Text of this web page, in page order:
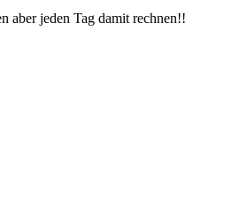
aber jeden Tag damit rechnen!!